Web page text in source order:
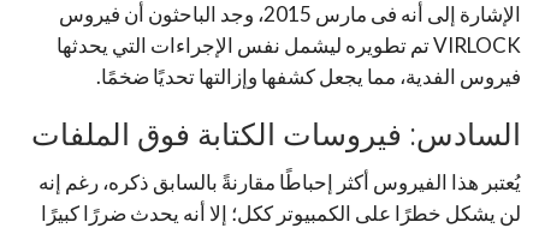
الإشارة إلى أنه فى مارس 2015، وجد الباحثون أن فيروس
VIRLOCK تم تطويره ليشمل نفس الإجراءات التي يحدثها
فيروس الفدية، مما يجعل كشفها وإزالتها تحديًا ضخمًا.
السادس: فيروسات الكتابة فوق الملفات
يُعتبر هذا الفيروس أكثر إحباطًا مقارنةً بالسابق ذكره، رغم إنه
لن يشكل خطرًا على الكمبيوتر ككل؛ إلا أنه يحدث ضررًا كبيرًا